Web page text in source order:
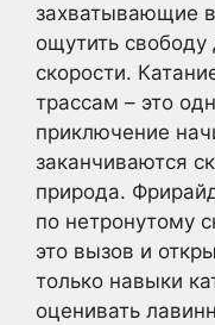
захватывающие
ощутить
скорости.
трассам – это
приключение
заканчиваются
природа.
по нетронутому
это вызов и
только навыки
оценивать